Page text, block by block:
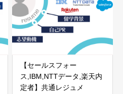
【セールスフォー
ス,IBM,NTTデータ,楽天内
定者】共通レジュメ